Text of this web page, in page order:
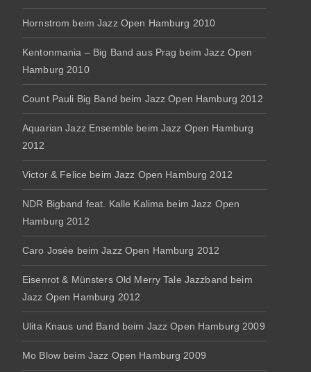
Hornstrom beim Jazz Open Hamburg 2010
Kentonmania – Big Band aus Prag beim Jazz Open
Hamburg 2010
Count Pauli Big Band beim Jazz Open Hamburg 2012
Aquarian Jazz Ensemble beim Jazz Open Hamburg
2012
Victor & Felice beim Jazz Open Hamburg 2012
NDR Bigband feat. Kalle Kalima beim Jazz Open
Hamburg 2012
Caro Josée beim Jazz Open Hamburg 2012
Eisenrot & Münsters Old Merry Tale Jazzband beim
Jazz Open Hamburg 2012
Ulita Knaus und Band beim Jazz Open Hamburg 2009
Mo Blow beim Jazz Open Hamburg 2009